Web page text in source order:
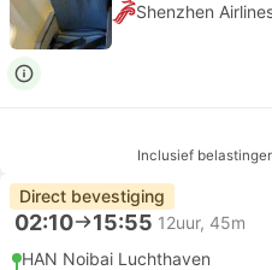
Shenzhen
Inclusief
Direct bevestiging
02:10 15:55 12uur, 45m
HAN Noibai Luchthaven